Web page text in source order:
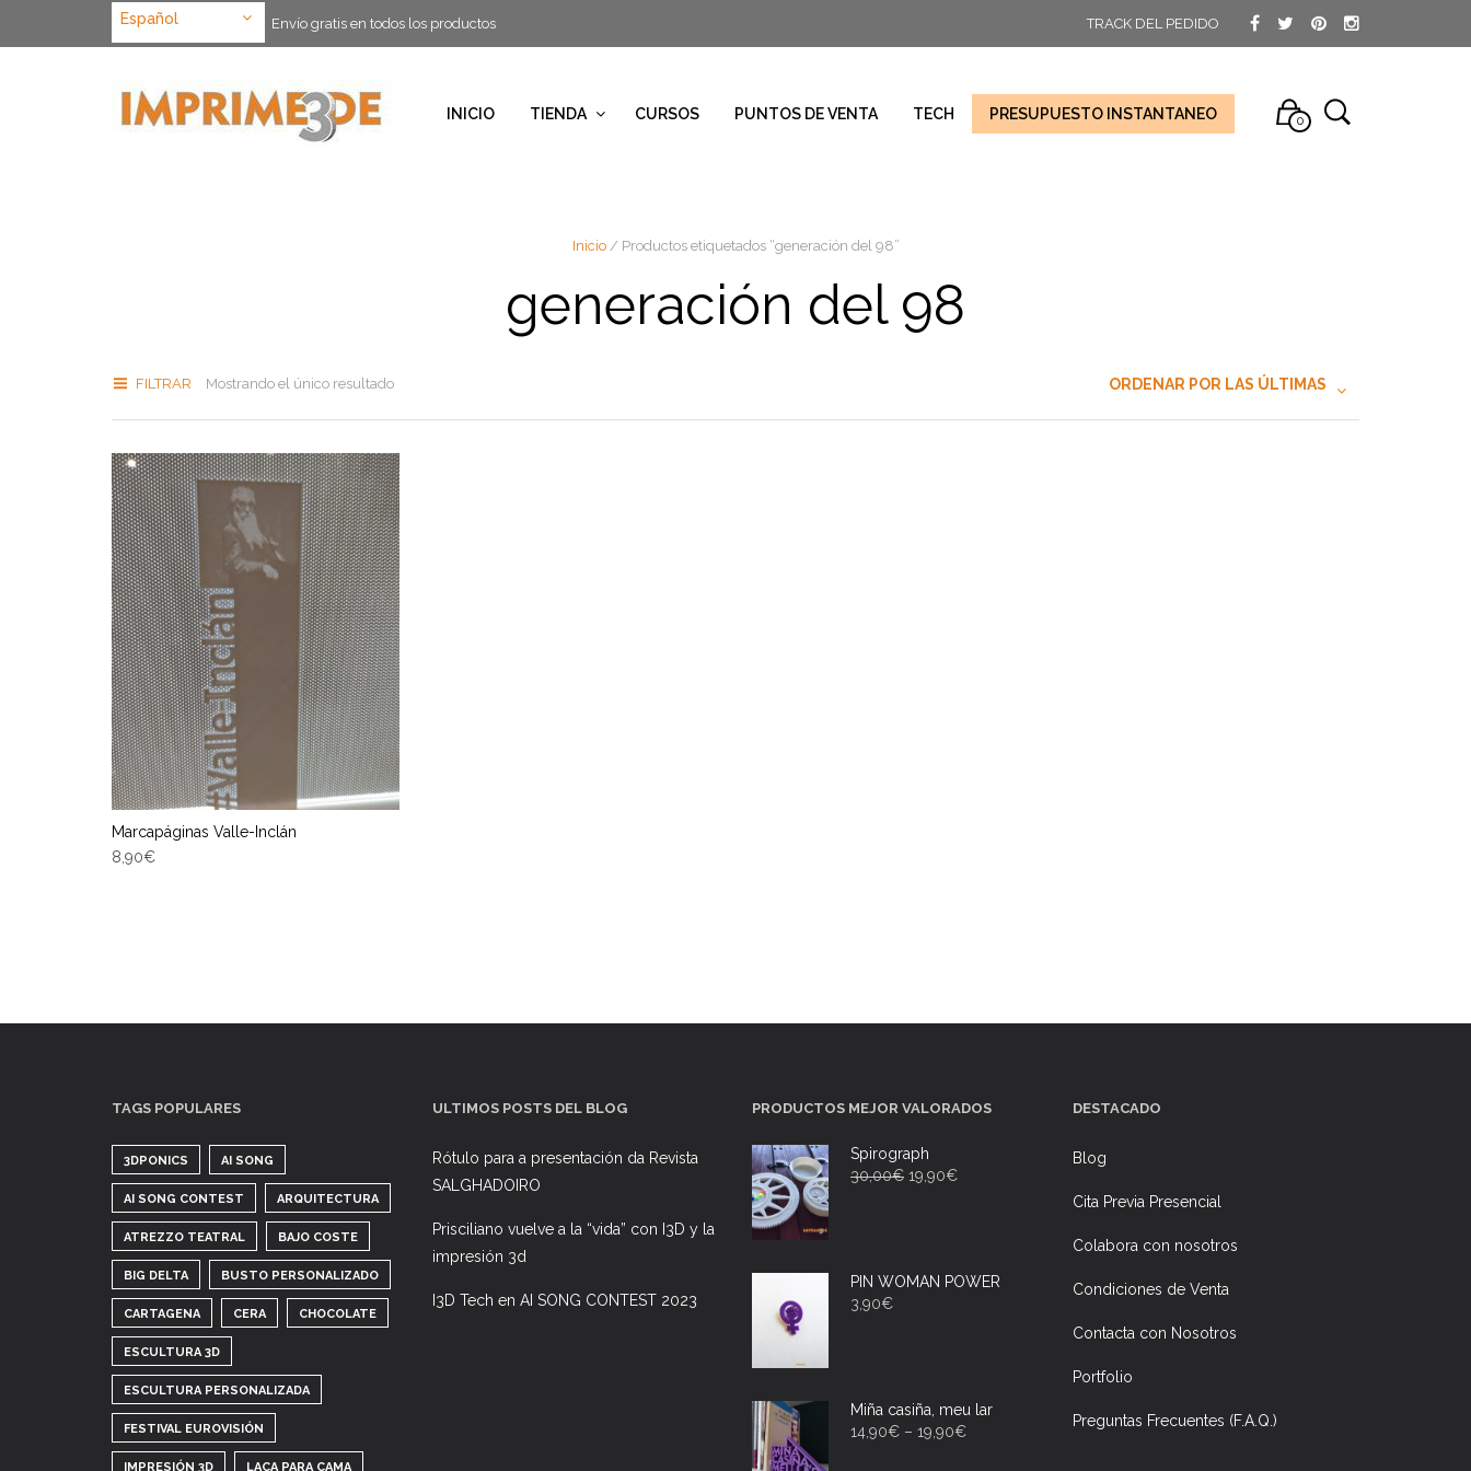
Español Envío gratis en todos los productos TRACK DEL PEDIDO
INICIO TIENDA CURSOS PUNTOS DE VENTA TECH PRESUPUESTO INSTANTANEO 0
Inicio/ Productos etiquetados “generación del 98”
generación del 98
FILTRAR Mostrando el único resultado ORDENAR POR LAS ÚLTIMAS
Marcapáginas Valle-Inclán
8,90€
TAGS POPULARES
3DPONICS AI SONG
AI SONG CONTEST ARQUITECTURA
ATREZZO TEATRAL BAJO COSTE
BIG DELTA BUSTO PERSONALIZADO
CARTAGENA CERA CHOCOLATE
ESCULTURA 3D
ESCULTURA PERSONALIZADA
FESTIVAL EUROVISIÓN
IMPRESIÓN 3D LACA PARA CAMA
ULTIMOS POSTS DEL BLOG
Rótulo para a presentación da Revista
SALGHADOIRO
Prisciliano vuelve a la “vida” con I3D y la
impresión 3d
I3D Tech en AI SONG CONTEST 2023
PRODUCTOS MEJOR VALORADOS
Spirograph
30,00€ 19,90€
PIN WOMAN POWER
3,90€
Miña casiña, meu lar
14,90€ – 19,90€
DESTACADO
Blog
Cita Previa Presencial
Colabora con nosotros
Condiciones de Venta
Contacta con Nosotros
Portfolio
Preguntas Frecuentes (F.A.Q.)